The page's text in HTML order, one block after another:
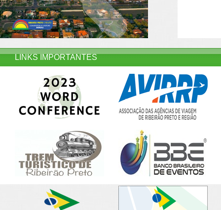
LINKS IMPORTANTES